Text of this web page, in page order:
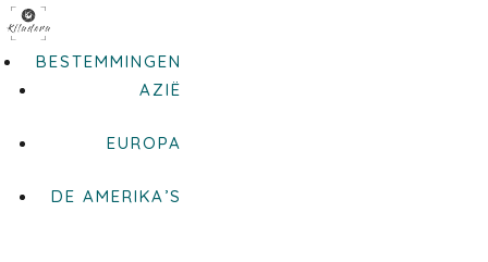
BESTEMMINGEN
AZIË
EUROPA
DE AMERIKA’S